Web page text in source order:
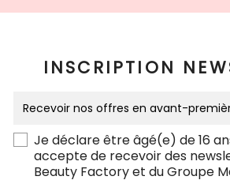
INSCRIPTION
Je déclare être âgé(e) de 16
accepte de recevoir des
Beauty Factory et du Groupe